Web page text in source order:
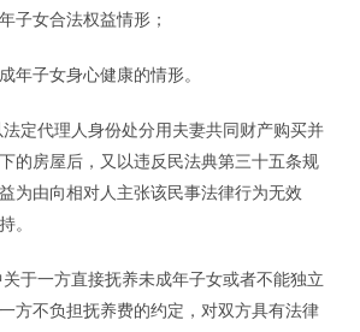
子女合法权益情形；
年子女身心健康的情形。
定代理人身份处分用夫妻共同财产购买并
的房屋后，又以违反民法典第三十五条规
为由向相对人主张该民事法律行为无效
。
于一方直接抚养未成年子女或者不能独立
方不负担抚养费的约定，对双方具有法律